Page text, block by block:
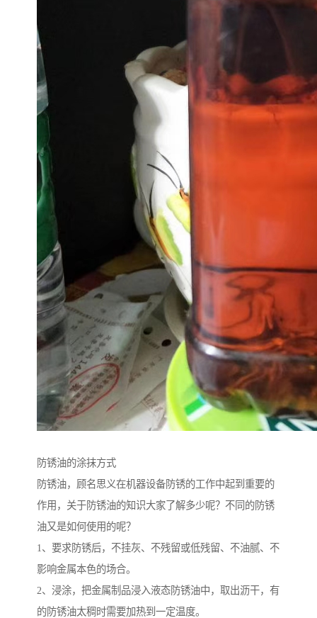
防锈油的涂抹方式
防锈油，顾名思义在机器设备防锈的工作中起到重要的
作用，关于防锈油的知识大家了解多少呢？不同的防锈
油又是如何使用的呢？
1、要求防锈后，不挂灰、不残留或低残留、不油腻、不
影响金属本色的场合。
2、浸涂，把金属制品浸入液态防锈油中，取出沥干，有
的防锈油太稠时需要加热到一定温度。